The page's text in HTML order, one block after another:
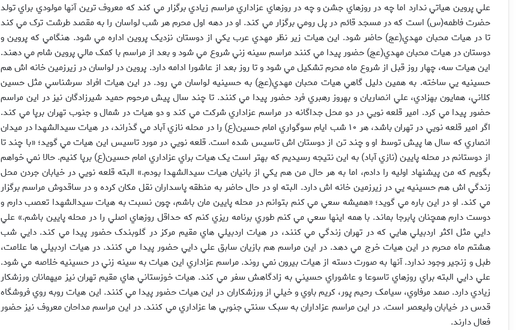
علي پروين هياتي ندارد اما چه در روزهاي جشن و چه در روزهاي عزاداري مراسم زيادي برگزار مي کند که معروف ترين آنها مولودي براي تولد
حضرت فاطمه(س) است که در مسجد قائم در پل رومي برگزار مي کند. او در دهه اول محرم هر شب لواسان را به مقصد طرشت ترک مي کند
تا در هيات محبان مهدي(عج) حاضر شود. اين هيات زير نظر مهدي عرب يکي از دوستان نزديک پروين اداره مي شود. هنگامي که پروين و
دوستان در هيات محبان مهدي(عج) حضور پيدا مي کنند مراسم سينه زني شروع مي شود و بعد از مراسم با کمک مالي پروين شام مي دهند.
اين هيات سه، چهار روز قبل از شروع ماه محرم تشکيل مي شود و تا روز بعد از عاشورا ادامه دارد. پروين در لواسان در زيرزمين خانه اش هم
حسينيه يي ساخته. به همين دليل گاهي هيات محبان مهدي(عج) به حسينيه لواسان مي رود. در اين هيات افراد سرشناسي مثل حسين
کلاني، همايون بهزادي، علي انصاريان و بهروز رهبري فرد حضور پيدا مي کنند. تا چند سال پيش مرحوم حميد شيرزادگان نيز در اين مراسم
حضور پيدا مي کرد. امير قلعه نويي در دو محل جداگانه در مراسم عزاداري شرکت مي کند و دو هيات در شمال و جنوب تهران برپا مي کند.
اگر امير قلعه نويي در تهران باشد، هر ۱۰ شب ايام سوگواري امام حسين(ع) را در محله نازي آباد مي گذراند، در هيات سيدالشهدا در ميدان
انصاري که سال ها پيش توسط او و چند تن از دوستان اش تاسيس شده است. قلعه نويي در مورد تاسيس اين هيات مي گويد؛ «با چند تا
از دوستانم در محله پايين (نازي آباد) به اين نتيجه رسيديم که بهتر است يک هيات براي عزاداري امام حسين(ع) برپا کنيم. حالا نمي خواهم
بگويم که من پيشنهاد اوليه را دادم، اما به هر حال من هم يکي از بانيان هيات سيدالشهدا بودم.» البته قلعه نويي در خيابان جردن محل
زندگي اش هم حسينيه يي در زيرزمين خانه اش دارد. البته او در حال حاضر به منطقه پاسداران نقل مکان کرده و در ساقدوش مراسم برگزار
مي کند. او در اين باره مي گويد؛ «هميشه سعي مي کنم بتوانم در محله پايين مان باشم، چون نسبت به هيات سيدالشهدا تعصب دارم و
دوست دارم همچنان پابرجا بماند. با همه اينها سعي مي کنم طوري برنامه ريزي کنم که حداقل روزهاي اصلي را در محله پايين باشم.» علي
دايي مثل اکثر اردبيلي هايي که در تهران زندگي مي کنند، در هيات اردبيلي هاي مقيم مرکز در گلوبندک حضور پيدا مي کند. دايي شب
هشتم ماه محرم در اين هيات خرج مي دهد. در اين مراسم هم بازيان سابق علي دايي حضور پيدا مي کنند. در هيات اردبيلي ها علامت،
طبل و زنجير وجود ندارد. آنها به صورت دسته از هيات بيرون نمي روند. مراسم عزاداري اين هيات به سينه زني در حسينيه خلاصه مي شود.
علي دايي البته براي روزهاي تاسوعا و عاشوراي حسيني به زادگاهش سفر مي کند. هيات خوزستاني هاي مقيم تهران نيز ميهمانان ورزشکار
زيادي دارد. صمد مرفاوي، سيامک رحيم پور، کريم باوي و خيلي از ورزشکاران در اين هيات حضور پيدا مي کنند. اين هيات روبه روي فروشگاه
قدس در خيابان وليعصر است. در اين مراسم عزاداران به سبک سنتي جنوبي ها عزاداري مي کنند. در اين مراسم مداحان معروف نيز حضور
فعال دارند.